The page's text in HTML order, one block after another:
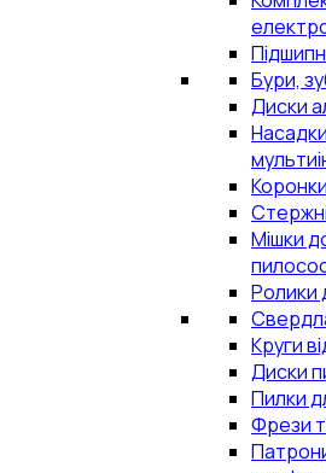
Бури,
Диски
Мішки
Ролики
Круги
Диски
Пилки
Фрези